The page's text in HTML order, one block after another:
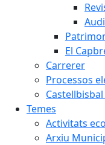
El
Carrerer
Processos
Temes
Activitats
Arxiu